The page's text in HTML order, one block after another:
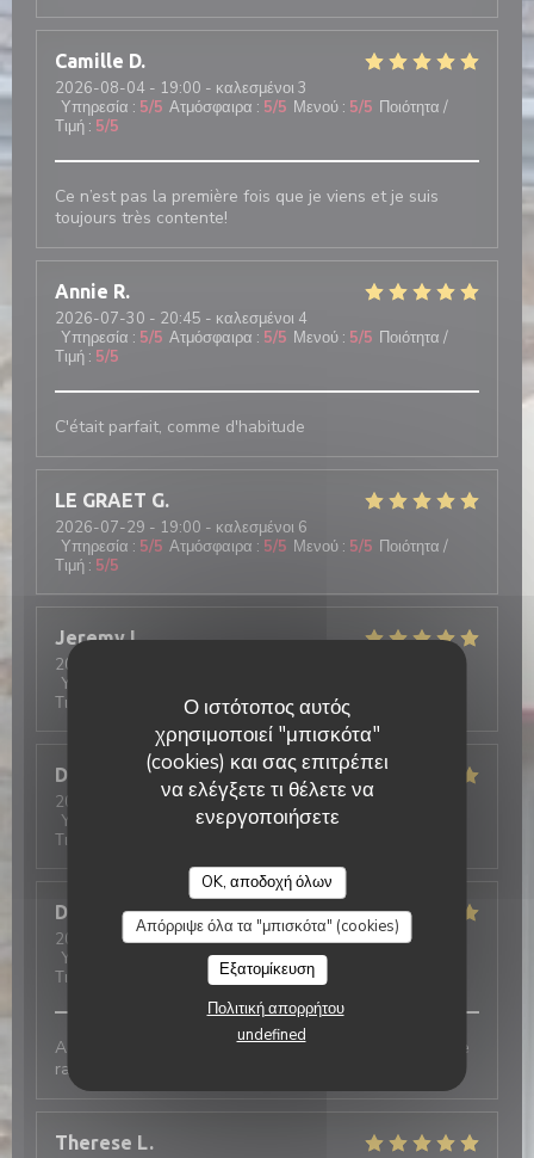
Ο ιστότοπος αυτός
χρησιμοποιεί "μπισκότα"
(cookies) και σας επιτρέπει
να ελέγξετε τι θέλετε να
ενεργοποιήσετε
OK, αποδοχή όλων
Απόρριψε όλα τα "μπισκότα" (cookies)
Εξατομίκευση
Πολιτική απορρήτου
undefined
Camille D
2026-08-04 - 19:00 - καλεσμένοι 3
Υπηρεσία : 5/5 Ατμόσφαιρα : 5/5 Μενού : 5/5 Ποιότητα /
Τιμή : 5/5
Ce n’est pas la première fois que je viens et je suis
toujours très contente!
Annie R
2026-07-30 - 20:45 - καλεσμένοι 4
Υπηρεσία : 5/5 Ατμόσφαιρα : 5/5 Μενού : 5/5 Ποιότητα /
Τιμή : 5/5
C'était parfait, comme d'habitude
LE GRAET G
2026-07-29 - 19:00 - καλεσμένοι 6
Υπηρεσία : 5/5 Ατμόσφαιρα : 5/5 Μενού : 5/5 Ποιότητα /
Τιμή : 5/5
Jeremy L
2026-07-31
Υπηρεσία
Τιμή
Dominique L
2026-07-30
- 21:00 - καλεσμένοι 5
Υπηρεσία
Ατμόσφαιρα:5/5 Μενού
Τιμή
Deschanel S
2026-07-29- 18:30 - καλεσμένοι 4
Υπηρεσία
Ατμόσφαιρα:5/5 Μενού
Τιμή
Accueil chaleureux, grand choix de Galettes et service
rapide. On reviendra 😉
Therese L